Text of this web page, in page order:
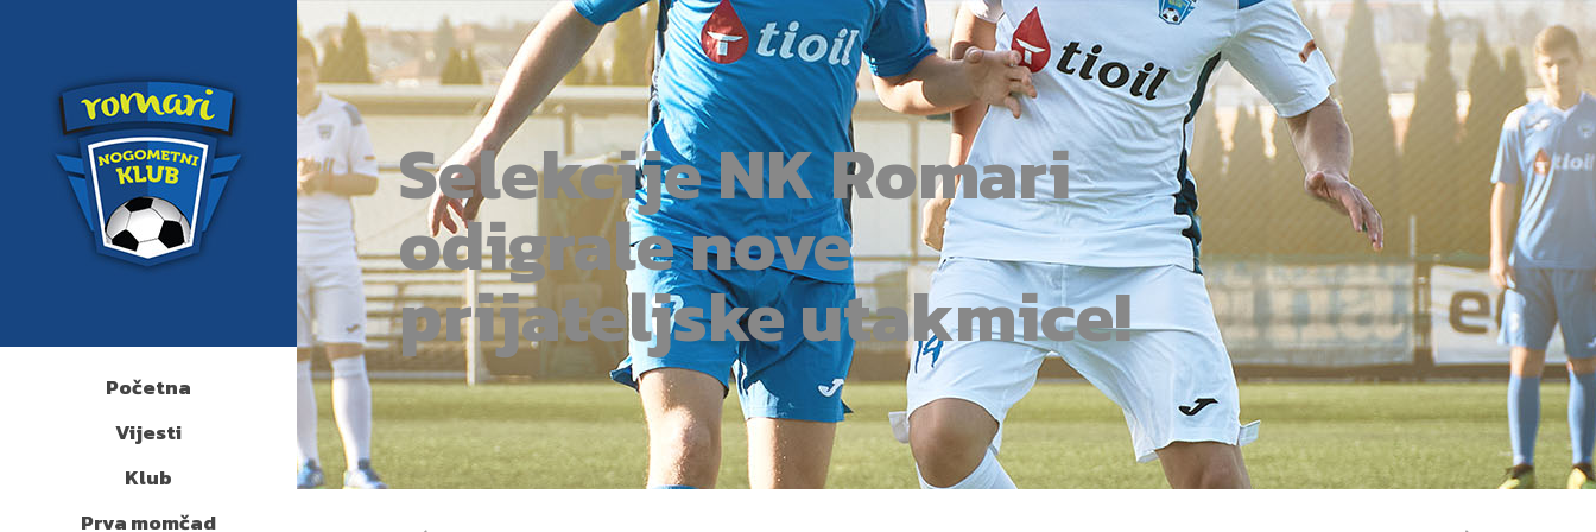
Početna
Vijesti
Klub
Prva momčad
Selekcije NK Romari
odigrale nove
prijateljske utakmice!